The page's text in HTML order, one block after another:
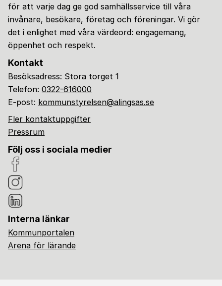
för att varje dag ge god samhällsservice till våra
invånare, besökare, företag och föreningar. Vi gör
det i enlighet med våra värdeord: engagemang,
öppenhet och respekt.
Kontakt
Besöksadress: Stora torget 1
Telefon: 0322-616000
E-post: kommunstyrelsen@alingsas.se
Fler kontaktuppgifter
Pressrum
Följ oss i sociala medier
Interna länkar
Kommunportalen
Arena för lärande